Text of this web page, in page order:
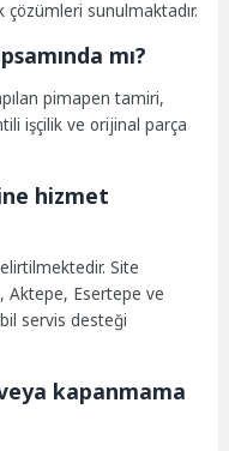
sunulmaktadır.
mı?
pimapen tamiri,
işçilik ve orijinal parça
hizmet
Site
Aktepe, Esertepe ve
servis desteği
kapanmama